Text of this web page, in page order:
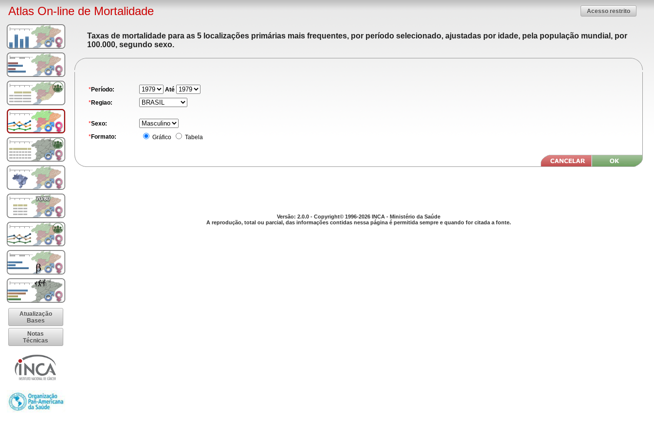
Atlas On-line de Mortalidade Acesso restrito
Atualização
Bases
Notas
Técnicas
Taxas de mortalidade para as 5 localizações primárias mais frequentes, por período selecionado, ajustadas por idade, pela população mundial, por
100.000, segundo sexo.
*Período:
Até
*Regiao:
*Sexo:
*Formato: Gráfico Tabela
Versão: 2.0.0 - Copyright© 1996-2026 INCA - Ministério da Saúde
A reprodução, total ou parcial, das informações contidas nessa página é permitida sempre e quando for citada a fonte.